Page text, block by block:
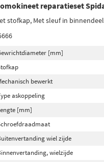
reparatieset
stofkap, Met sleuf in
[mm]
bewerkt
askoppeling
[mm]
wiel zijde
wielzijde